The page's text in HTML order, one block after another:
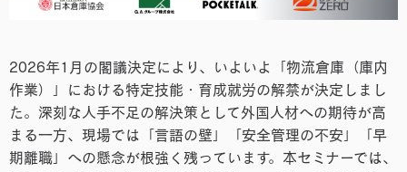
2026年1月の閣議決定により、いよいよ「物流倉庫（庫内
作業）」における特定技能・育成就労の解禁が決定しまし
た。深刻な人手不足の解決策として外国人材への期待が高
まる一方、現場では「言語の壁」「安全管理の不安」「早
期離職」への懸念が根強く残っています。本セミナーでは、